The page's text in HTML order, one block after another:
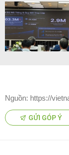
Nguồn: https://
GỬI GÓP Ý